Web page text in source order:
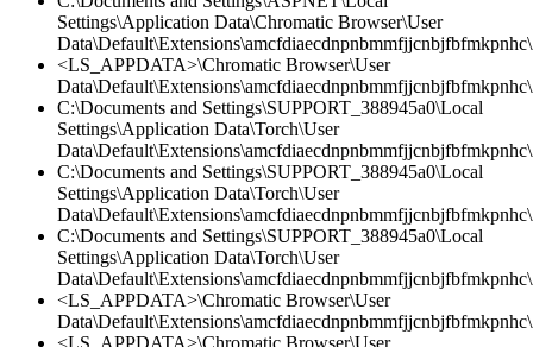
Settings\Application Data\Chromatic Browser\User
<LS_APPDATA>\Chromatic Browser\User
C:\Documents and Settings\SUPPORT_388945a0\Local
Settings\Application Data\Torch\User
C:\Documents and Settings\SUPPORT_388945a0\Local
Settings\Application Data\Torch\User
C:\Documents and Settings\SUPPORT_388945a0\Local
Settings\Application Data\Torch\User
<LS_APPDATA>\Chromatic Browser\User